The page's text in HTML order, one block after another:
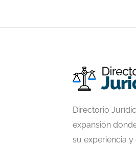
Directorio
expansión
su experiencia